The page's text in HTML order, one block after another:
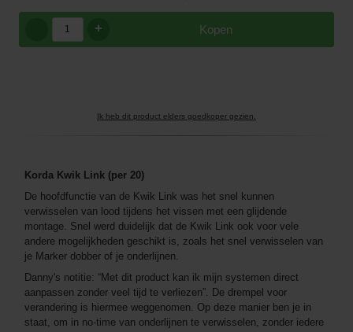
Kopen
+
Ik heb dit product elders goedkoper gezien.
Korda Kwik Link (per 20)
De hoofdfunctie van de Kwik Link was het snel kunnen
verwisselen van lood tijdens het vissen met een glijdende
montage. Snel werd duidelijk dat de Kwik Link ook voor vele
andere mogelijkheden geschikt is, zoals het snel verwisselen van
je Marker dobber of je onderlijnen.
Danny's notitie: “Met dit product kan ik mijn systemen direct
aanpassen zonder veel tijd te verliezen”. De drempel voor
verandering is hiermee weggenomen. Op deze manier ben je in
staat, om in no-time van onderlijnen te verwisselen, zonder iedere